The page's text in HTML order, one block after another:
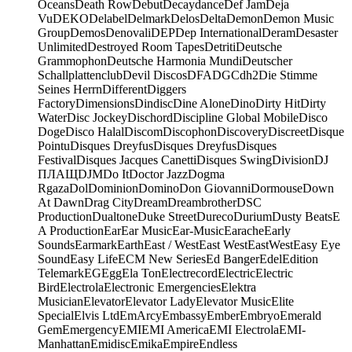
OceansDeath RowDebutDecaydanceDef JamDeja
VuDEKODelabelDelmarkDelosDeltaDemonDemon Music
GroupDemosDenovaliDEPDep InternationalDeramDesaster
UnlimitedDestroyed Room TapesDetritiDeutsche
GrammophonDeutsche Harmonia MundiDeutscher
SchallplattenclubDevil DiscosDFADGCdh2Die Stimme
Seines HerrnDifferentDiggers
FactoryDimensionsDindiscDine AloneDinoDirty HitDirty
WaterDisc JockeyDischordDiscipline Global MobileDisco
DogeDisco HalalDiscomDiscophonDiscoveryDiscreetDisque
PointuDisques DreyfusDisques DreyfusDisques
FestivalDisques Jacques CanettiDisques SwingDivisionDJ
ПЛАЩDJMDo ItDoctor JazzDogma
RgazaDolDominionDominoDon GiovanniDormouseDown
At DawnDrag CityDreamDreambrotherDSC
ProductionDualtoneDuke StreetDurecoDuriumDusty BeatsE
A ProductionEarEar MusicEar-MusicEaracheEarly
SoundsEarmarkEarthEast / WestEast WestEastWestEasy Eye
SoundEasy LifeECM New SeriesEd BangerEdelEdition
TelemarkEGEggEla TonElectrecordElectricElectric
BirdElectrolaElectronic EmergenciesElektra
MusicianElevatorElevator LadyElevator MusicElite
SpecialElvis LtdEmArcyEmbassyEmberEmbryoEmerald
GemEmergencyEMIEMI AmericaEMI ElectrolaEMI-
ManhattanEmidiscEmikaEmpireEndless